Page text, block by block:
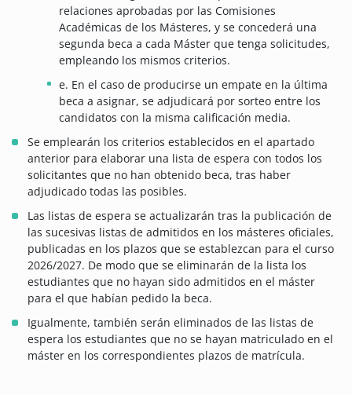
relaciones aprobadas por las Comisiones
Académicas de los Másteres, y se concederá una
segunda beca a cada Máster que tenga solicitudes,
empleando los mismos criterios.
e. En el caso de producirse un empate en la última
beca a asignar, se adjudicará por sorteo entre los
candidatos con la misma calificación media.
Se emplearán los criterios establecidos en el apartado
anterior para elaborar una lista de espera con todos los
solicitantes que no han obtenido beca, tras haber
adjudicado todas las posibles.
Las listas de espera se actualizarán tras la publicación de
las sucesivas listas de admitidos en los másteres oficiales,
publicadas en los plazos que se establezcan para el curso
2026/2027. De modo que se eliminarán de la lista los
estudiantes que no hayan sido admitidos en el máster
para el que habían pedido la beca.
Igualmente, también serán eliminados de las listas de
espera los estudiantes que no se hayan matriculado en el
máster en los correspondientes plazos de matrícula.